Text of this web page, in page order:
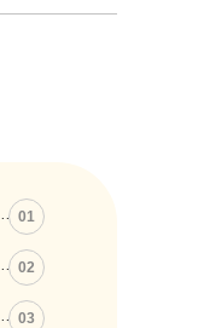
01
02
03